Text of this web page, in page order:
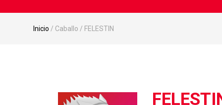
Inicio / Caballo / FELESTIN